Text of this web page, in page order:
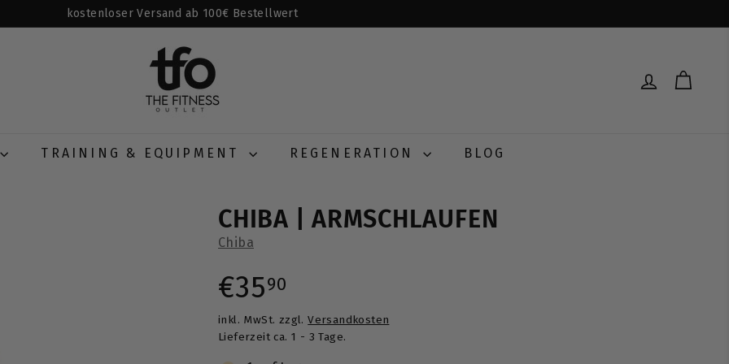
Diashow
kostenloser Versand ab 100€ Bestellwert
T
H
E
F
T
TRAINING & EQUIPMENT REGENERATION BLOG
CHIBA | ARMSCHLAUFEN
Chiba
Normaler
Preis
€3590
inkl. MwSt. zzgl.Versandkosten
Lieferzeit ca. 1 - 3 Tage.